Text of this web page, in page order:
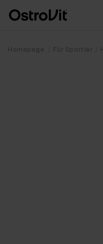
Homepage Für Sportler